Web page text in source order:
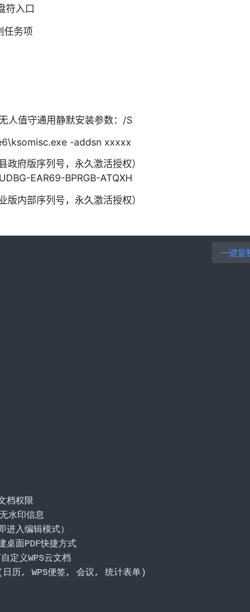
符入口
任务项
人值守通用静默安装参数：/S
-addsn xxxxx
府版序列号，永久激活授权）
EAR69-BPRGB-ATQXH
内部序列号，永久激活授权）
档权限
水印信息
进入编辑模式）
桌面PDF快捷方式
定义WPS云文档
日历, WPS便签, 会议, 统计表单)
一键复